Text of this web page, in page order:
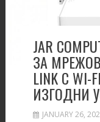
JAR
ЗА
LINK С
ИЗГОДНИ
JANUARY 26,